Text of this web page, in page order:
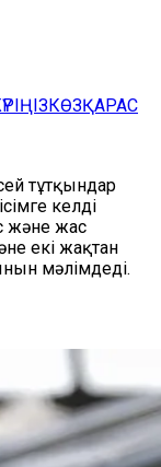
КӨЗҚАРАС
тұтқындар
келді
және жас
екі жақтан
мәлімдеді.